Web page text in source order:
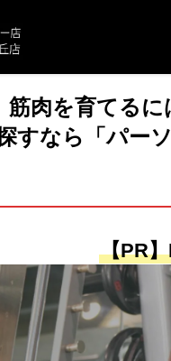
筋肉を育てる
すなら「パー
【PR